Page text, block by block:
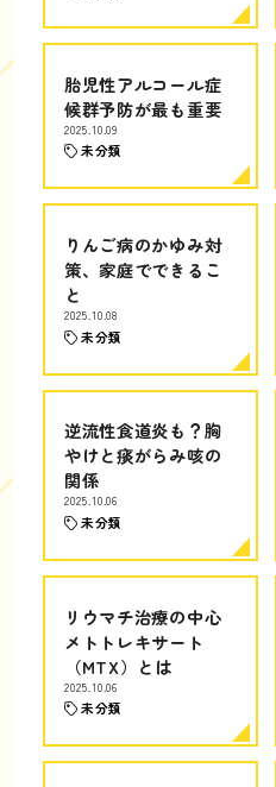
胎児性アルコール症
候群予防が最も重要
2025.10.09
未分類
りんご病のかゆみ対
策、家庭でできるこ
と
2025.10.08
未分類
逆流性食道炎も？胸
やけと痰がらみ咳の
関係
2025.10.06
未分類
リウマチ治療の中心
メトトレキサート
（MTX）とは
2025.10.06
未分類